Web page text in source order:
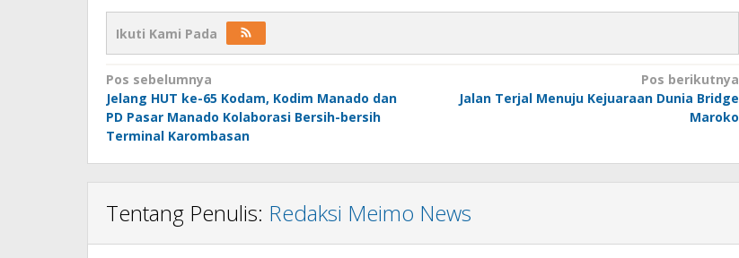
Ikuti Kami Pada
Navigasi
pos
Pos sebelumnya
Jelang HUT ke-65 Kodam, Kodim Manado dan
PD Pasar Manado Kolaborasi Bersih-bersih
Terminal Karombasan
Pos berikutnya
Jalan Terjal Menuju Kejuaraan Dunia Bridge
Maroko
Tentang Penulis: Redaksi Meimo News